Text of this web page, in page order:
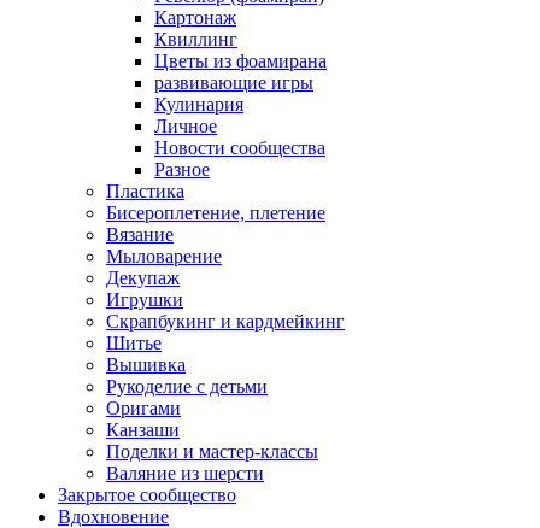
Картонаж
Квиллинг
Цветы из фоамирана
развивающие игры
Кулинария
Личное
Новости сообщества
Разное
Пластика
Бисероплетение, плетение
Вязание
Мыловарение
Декупаж
Игрушки
Скрапбукинг и кардмейкинг
Шитье
Вышивка
Рукоделие с детьми
Оригами
Канзаши
Поделки и мастер-классы
Валяние из шерсти
Закрытое сообщество
Вдохновение